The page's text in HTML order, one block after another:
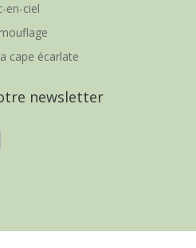
en-ciel
cape écarlate
newsletter